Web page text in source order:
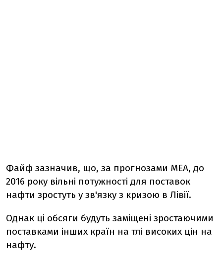
Файф зазначив, що, за прогнозами МЕА, до
2016 року вільні потужності для поставок
нафти зростуть у зв'язку з кризою в Лівії.
Однак ці обсяги будуть заміщені зростаючими
поставками інших країн на тлі високих цін на
нафту.